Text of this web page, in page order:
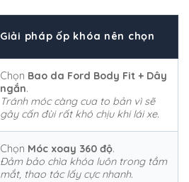
Giải pháp ốp khóa nên chọn
Chọn Bao da Ford Body Fit + Dây
ngắn.
Tránh móc càng cua to bản vì sẽ
gây cấn đùi rất khó chịu khi lái xe.
Chọn Móc xoay 360 độ.
Đảm bảo chìa khóa luôn trong tầm
mắt, thao tác lấy cực nhanh.